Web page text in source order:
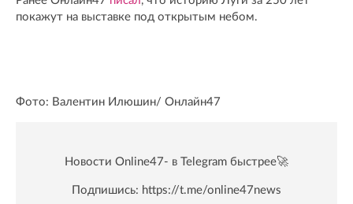
покажут на выставке под открытым небом.
Фото: Валентин Илюшин/ Oнлайн47
Новости Online47- в Telegram быстрее🚀
Подпишись: https://t.me/online47news